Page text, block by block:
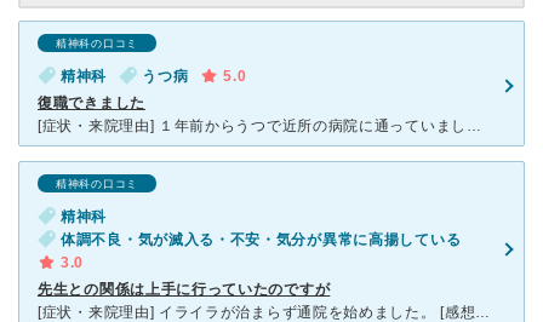
精神科の口コミ
精神科 うつ病
5.0
復職できました
[症状・来院理由] １年前からうつで近所の病院に通っていました。 薬で多少よくなってはいましたが、なかなか仕事に復帰できず、診察もマンネリ化して不安がつのってきたので、ネット検索でここを見つけまし
精神科の口コミ
精神科
体調不良・気が滅入る・不安・気分が異常に高揚している
3.0
先生との関係は上手に行っていたのですが
[症状・来院理由] イライラが治まらず通院を始めました。 [感想・費用・待ち時間・看護師などスタッフの対応] 先生との関係は上手に行っていたのですが、事務の不手際で通院するのを辞めました。